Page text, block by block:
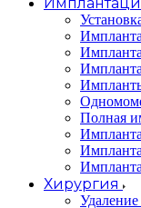
Полная
Хирургия
Удаление